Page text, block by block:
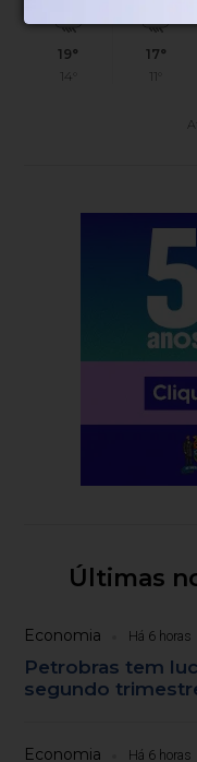
19°
14°
17°
11°
Últimas
Economia Há 6 horas
Petrobras tem
segundo
Economia Há 6 horas